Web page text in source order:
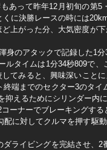
あって昨年12月初旬の第
に決勝レースの時には
がった分、大気密度が
のアタックで記録した1
タイムは1分34秒809で
てみると、興味深いこと
端までのセクター3のタ
えるためにシリンダー内
ーナーでブレーキングす
に対してクルマを押す駆
ライビングを完結させ、